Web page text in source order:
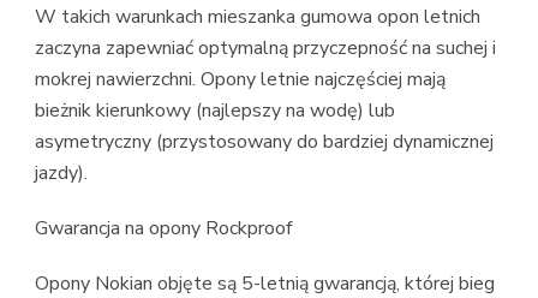
W takich warunkach mieszanka gumowa opon letnich
zaczyna zapewniać optymalną przyczepność na suchej i
mokrej nawierzchni. Opony letnie najczęściej mają
bieżnik kierunkowy (najlepszy na wodę) lub
asymetryczny (przystosowany do bardziej dynamicznej
jazdy).
Gwarancja na opony Rockproof
Opony Nokian objęte są 5-letnią gwarancją, której bieg